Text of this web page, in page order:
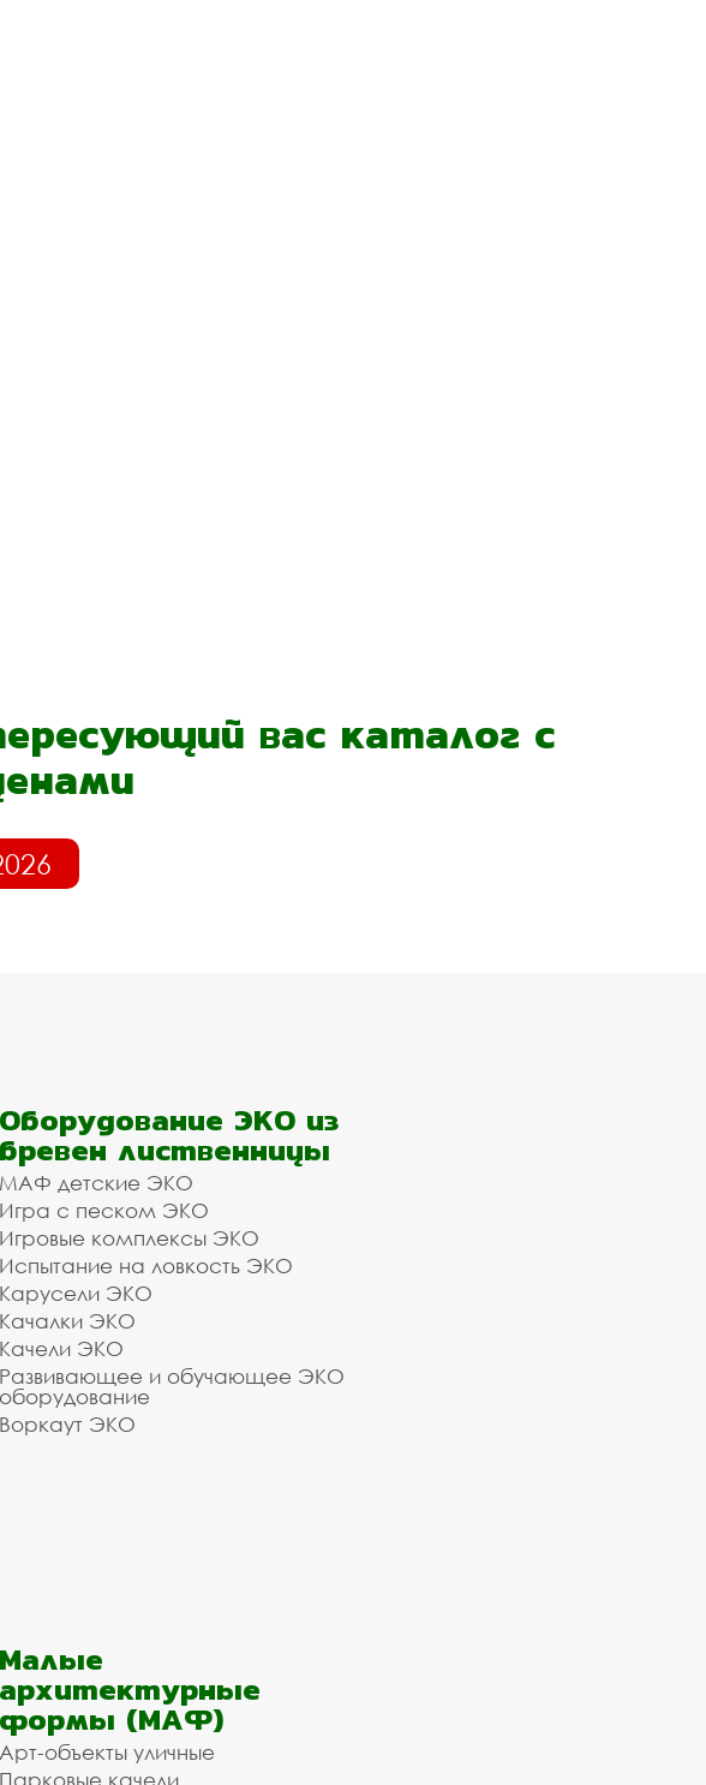
вас каталог с
Оборудование ЭКО из
бревен лиственницы
МАФ детские ЭКО
Игра с песком ЭКО
Игровые комплексы ЭКО
Испытание на ловкость ЭКО
Карусели ЭКО
Качалки ЭКО
Качели ЭКО
Развивающее и обучающее ЭКО
оборудование
Воркаут ЭКО
Малые
архитектурные
формы (МАФ)
Арт-объекты уличные
Парковые качели